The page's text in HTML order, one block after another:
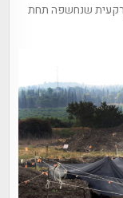
שנחשפה תחת